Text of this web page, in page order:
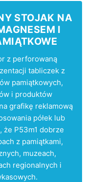
STOJAK NA
I
z perforowaną
tabliczek z
pamiątkowych,
i produktów
grafikę reklamową
półek lub
że P53m1 dobrze
z pamiątkami,
muzeach,
regionalnych i